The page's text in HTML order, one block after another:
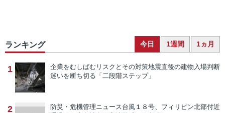
ランキング 今日 1週間 1ヵ月
1 企業をむしばむリスクとその対策地震直後の建物入場判断
迷いを断ち切る「二段階ステップ」
2 防災・危機管理ニュース台風１８号、フィリピン北部付近